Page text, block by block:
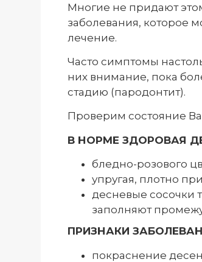
Многие не придают
заболевания, которое
лечение.
Часто симптомы
них внимание, пока
стадию (пародонтит).
Проверим состояние
В НОРМЕ ЗДОРОВАЯ
бледно-розового
упругая, плотно
десневые сосочки
заполняют
ПРИЗНАКИ
покраснение